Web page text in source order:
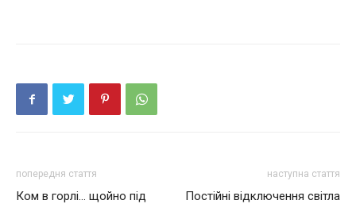
попередня стаття
Ком в горлі… щойно пiд
наступна стаття
Постійні відключення світла